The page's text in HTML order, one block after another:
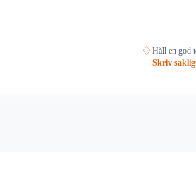
♢ Håll en god
Skriv